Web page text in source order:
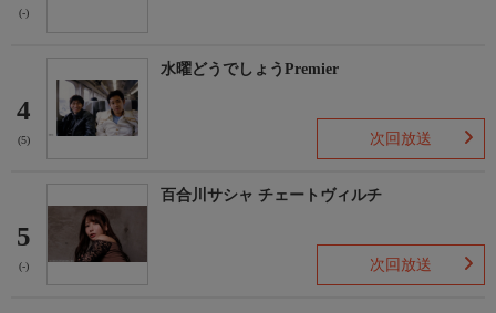
(-)
4
(5)
水曜どうでしょうPremier
次回放送
5
(-)
百合川サシャ チェートヴィルチ
次回放送